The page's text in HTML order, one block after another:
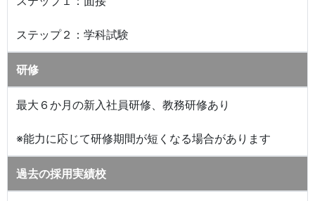
ステップ２：学科試験
研修
最大６か月の新入社員研修、教務研修あり
※能力に応じて研修期間が短くなる場合があります
過去の採用実績校